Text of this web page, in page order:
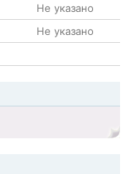
Не указано
Не указано